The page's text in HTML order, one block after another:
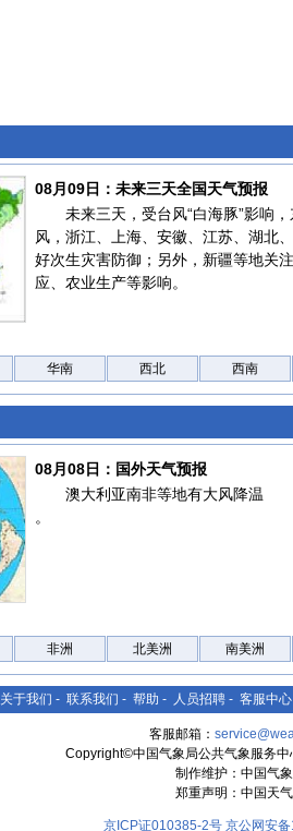
08月09日：未来三天全国天气预报
未来三天，受台风“白海豚”影响
风，浙江、上海、安徽、江苏、湖北
好次生灾害防御；另外，新疆等地关
应、农业生产等影响。
华南 西北 西南
08月08日：国外天气预报
澳大利亚南非等地有大风降温
。
非洲 北美洲 南美洲
关于我们 - 联系我们 - 帮助 - 人员招聘 - 客服中心
客服邮箱：
Copyright©中国气象局公共气象服务
制作维护：中国气
郑重声明：中国天
京ICP证010385-2号 京公网安